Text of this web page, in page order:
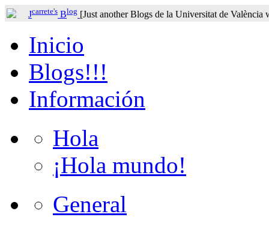
Jcarrete's Blog [Just another Blogs de la Universitat de València
Inicio
Blogs!!!
Información
Hola
¡Hola mundo!
General